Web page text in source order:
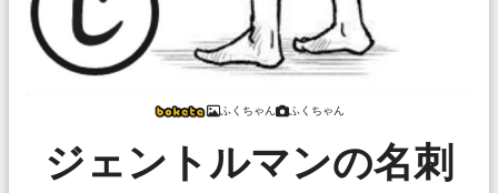
ふくちゃん ふくちゃん
ジェントルマンの名刺